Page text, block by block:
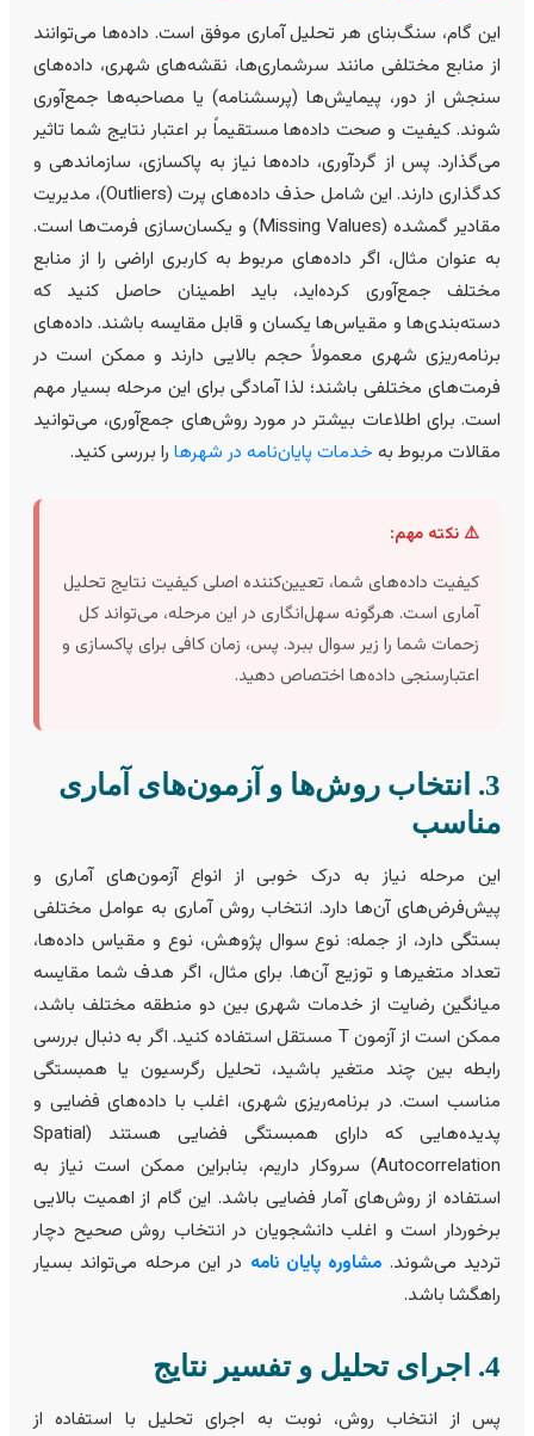
گام، سنگ‌بنای هر تحلیل آماری موفق است. داده‌ها می‌توانند
منابع مختلفی مانند سرشماری‌ها، نقشه‌های شهری، داده‌های
از دور، پیمایش‌ها (پرسشنامه) یا مصاحبه‌ها جمع‌آوری
کیفیت و صحت داده‌ها مستقیماً بر اعتبار نتایج شما تاثیر
پس از گردآوری، داده‌ها نیاز به پاکسازی، سازماندهی و
کدگذاری دارند. این شامل حذف داده‌های پرت (Outliers)، مدیریت
مقادیر گمشده (Missing Values) و یکسان‌سازی فرمت‌ها است.
عنوان مثال، اگر داده‌های مربوط به کاربری اراضی را از منابع
جمع‌آوری کرده‌اید، باید اطمینان حاصل کنید که
و مقیاس‌ها یکسان و قابل مقایسه باشند. داده‌های
شهری معمولاً حجم بالایی دارند و ممکن است در
مختلفی باشند؛ لذا آمادگی برای این مرحله بسیار مهم
برای اطلاعات بیشتر در مورد روش‌های جمع‌آوری، می‌توانید
مربوط بهخدمات پایان‌نامه در شهرهارا بررسی کنید.
⚠️ نکته مهم:
کیفیت داده‌های شما، تعیین‌کننده اصلی کیفیت نتایج تحلیل
آماری است. هرگونه سهل‌انگاری در این مرحله، می‌تواند کل
زحمات شما را زیر سوال ببرد. پس، زمان کافی برای پاکسازی و
اعتبارسنجی داده‌ها اختصاص دهید.
3. انتخاب روش‌ها و آزمون‌های آماری
مرحله نیاز به درک خوبی از انواع آزمون‌های آماری و
آن‌ها دارد. انتخاب روش آماری به عوامل مختلفی
دارد، از جمله: نوع سوال پژوهش، نوع و مقیاس داده‌ها،
متغیرها و توزیع آن‌ها. برای مثال، اگر هدف شما مقایسه
رضایت از خدمات شهری بین دو منطقه مختلف باشد،
ممکن است از آزمون T مستقل استفاده کنید. اگر به دنبال بررسی
بین چند متغیر باشید، تحلیل رگرسیون یا همبستگی
است. در برنامه‌ریزی شهری، اغلب با داده‌های فضایی و
پدیده‌هایی که دارای همبستگی فضایی هستند (Spatial
Autocorrelation) سروکار داریم، بنابراین ممکن است نیاز به
از روش‌های آمار فضایی باشد. این گام از اهمیت بالایی
است و اغلب دانشجویان در انتخاب روش صحیح دچار
می‌شوند.مشاوره پایان نامهدر این مرحله می‌تواند بسیار
باشد.
از انتخاب روش، نوبت به اجرای تحلیل با استفاده از